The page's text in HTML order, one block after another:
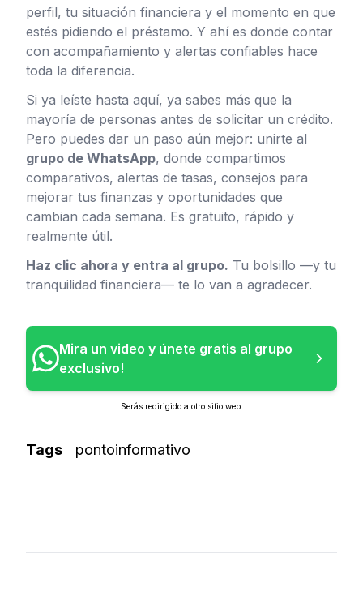
perfil, tu situación financiera y el momento en que
estés pidiendo el préstamo. Y ahí es donde contar
con acompañamiento y alertas confiables hace
toda la diferencia.
Si ya leíste hasta aquí, ya sabes más que la
mayoría de personas antes de solicitar un crédito.
Pero puedes dar un paso aún mejor: unirte al
grupo de WhatsApp, donde compartimos
comparativos, alertas de tasas, consejos para
mejorar tus finanzas y oportunidades que
cambian cada semana. Es gratuito, rápido y
realmente útil.
Haz clic ahora y entra al grupo. Tu bolsillo —y tu
tranquilidad financiera— te lo van a agradecer.
Mira un video y únete gratis al grupo
exclusivo!
Serás redirigido a otro sitio web.
Tags pontoinformativo